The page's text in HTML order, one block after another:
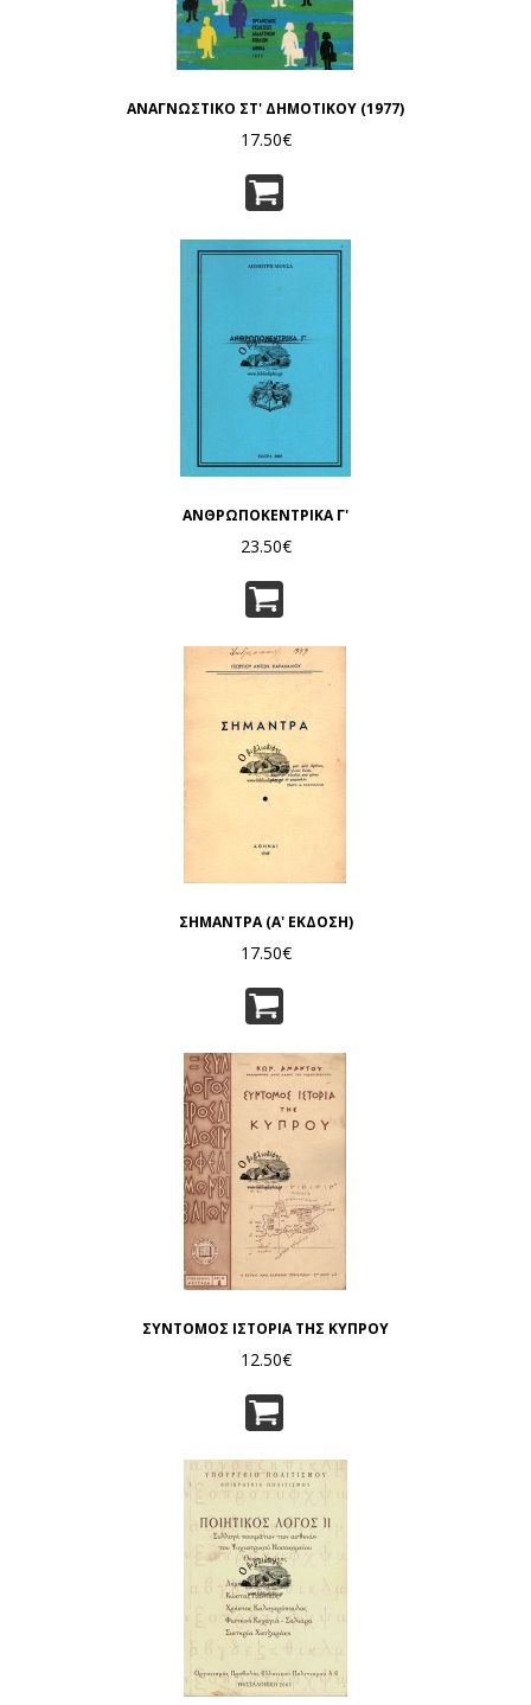
ΑΝΑΓΝΩΣΤΙΚΟ ΣΤ' ΔΗΜΟΤΙΚΟΥ (1977)
17.50€
ΑΝΘΡΩΠΟΚΕΝΤΡΙΚΑ Γ'
23.50€
ΣΗΜΑΝΤΡΑ (Α' ΕΚΔΟΣΗ)
17.50€
ΣΥΝΤΟΜΟΣ ΙΣΤΟΡΙΑ ΤΗΣ ΚΥΠΡΟΥ
12.50€